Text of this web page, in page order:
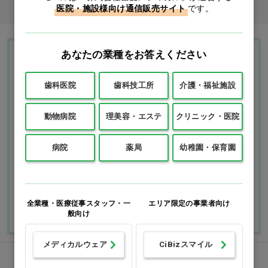
Ciモール ウェブ通販のご利用ガイド・ヘル
プ
お支払いについて 送料について
返品・交換につい
て
修理・保証につい
て
よくあるご質問
ご利用ガイドを詳しく見
医院・施設様向け通信販売サイト です。
あなたの業種をお答えください
歯科医院 歯科技工所 介護・福祉施設
動物病院 理美容・エステ クリニック・医院
病院 薬局 幼稚園・保育園
全業種・医療従事スタッフ・一
般向け
メディカルウェア
エリア限定の事業者向け
CiBizスマイル